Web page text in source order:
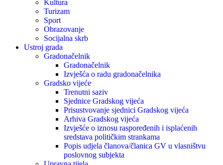
Kultura
Turizam
Sport
Obrazovanje
Socijalna skrb
Ustroj grada
Gradonačelnik
Gradonačelnik
Izvješća o radu gradonačelnika
Gradsko vijeće
Trenutni saziv
Sjednice Gradskog vijeća
Prisustvovanje sjednici Gradskog vijeća
Arhiva Gradskog vijeća
Izvješće o iznosu raspoređenih i isplaćenih
sredstava političkim strankama
Popis udjela članova/članica GV u vlasništvu
poslovnog subjekta